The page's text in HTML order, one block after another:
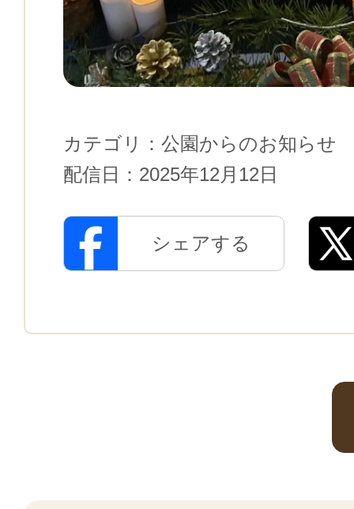
カテゴリ： 公園からのお知らせ
配信日： 2025年12月12日
シェアする